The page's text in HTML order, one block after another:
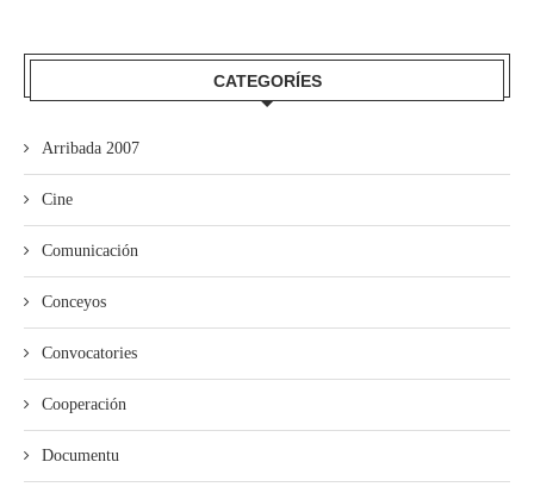
CATEGORÍES
Arribada 2007
Cine
Comunicación
Conceyos
Convocatories
Cooperación
Documentu